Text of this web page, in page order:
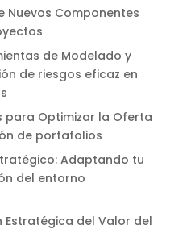
Nuevos Componentes
de Modelado y
de riesgos eficaz en
para Optimizar la Oferta
de portafolios
Adaptando tu
del entorno
Estratégica del Valor del